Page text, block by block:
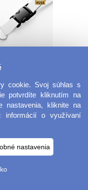
na kľúče s
cookie. Svoj súhlas s
potvrdíte kliknutím na
nastavenia, kliknite na
informácií o využívaní
nastavenia